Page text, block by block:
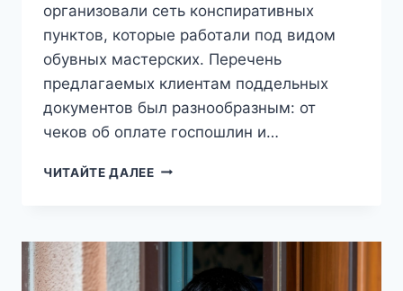
организовали сеть конспиративных
пунктов, которые работали под видом
обувных мастерских. Перечень
предлагаемых клиентам поддельных
документов был разнообразным: от
чеков об оплате госпошлин и…
ЧИТАЙТЕ ДАЛЕЕВ
ВЫНЕСЛИ
ПРИГОВОР